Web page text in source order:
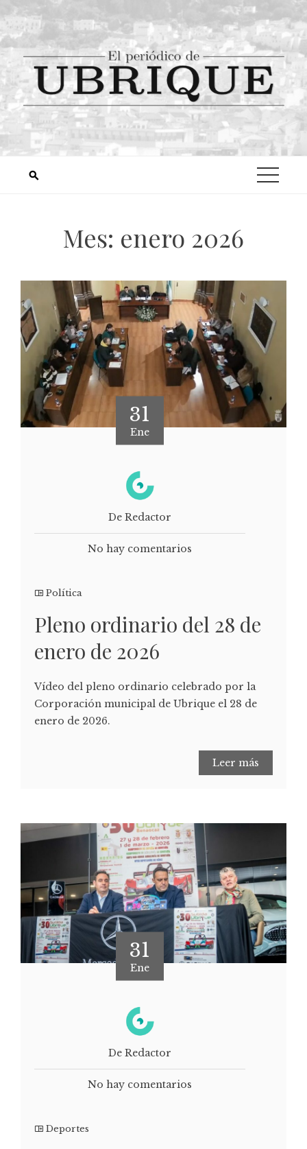
Mes: enero 2026
31
Ene
De Redactor
No hay comentarios
Política
Pleno ordinario del 28 de
enero de 2026
Vídeo del pleno ordinario celebrado por la
Corporación municipal de Ubrique el 28 de
enero de 2026.
Leer más
31
Ene
De Redactor
No hay comentarios
Deportes